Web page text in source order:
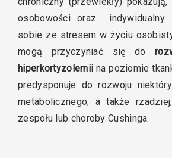
osobowości oraz indywidualny
sobie ze stresem w życiu
mogą przyczyniać się do
hiperkortyzolemii na poziomie
predysponuje do rozwoju
metabolicznego, a także
zespołu lub choroby Cushinga.